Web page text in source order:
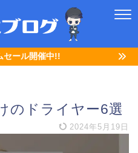
セール開催中!!
のドライヤー6選
2024年5月19日